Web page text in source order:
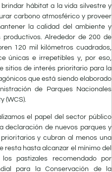
hábitat a la vida silvestre y
carbono atmosférico y proveer
la calidad del ambiente y
Alrededor de 200 de
120 mil kilómetros cuadrados,
únicas e irrepetibles y, por eso,
sitios de interés prioritario para la
que está siendo elaborado
de Parques Nacionales
(WCS).
el papel del sector público
declaración de nuevos parques y
y cubran al menos una
resta hasta alcanzar el mínimo del
pastizales recomendado por
para la Conservación de la